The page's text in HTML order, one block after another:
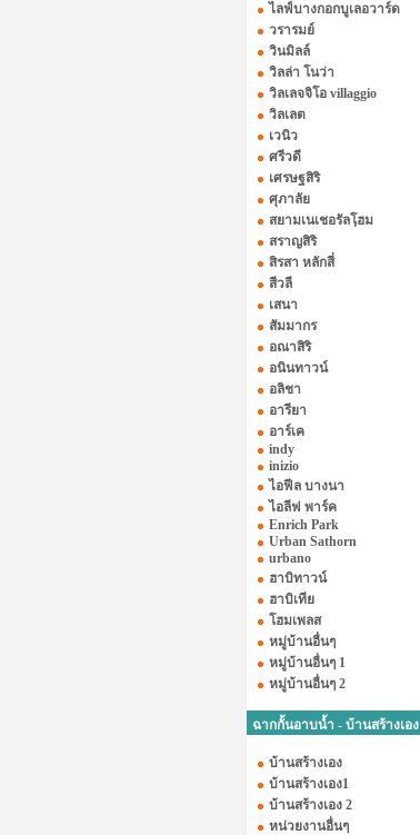
ไลฟ์บางกอกบูเลอวาร์ด
วรารมย์
วินมิลล์
วิลล่า โนว่า
วิลเลจจิโอ villaggio
วิลเลต
เวนิว
ศรีวดี
เศรษฐสิริ
ศุภาลัย
สยามเนเชอรัลโฺฮม
สราญสิริ
สิรสา หลักสี่
สีวลี
เสนา
สัมมากร
อณาสิริ
อนินทาวน์
อลิชา
อารียา
อาร์เค
indy
inizio
ไอฟีล บางนา
ไอลีฟ พาร์ค
Enrich Park
Urban Sathorn
urbano
ฮาบิทาวน์
ฮาบิเทีย
โฮมเพลส
หมู่บ้านอื่นๆ
หมู่บ้านอื่นๆ 1
หมู่บ้านอื่นๆ 2
ฉากกั้นอาบน้ำ - บ้านสร้างเอง
บ้านสร้างเอง
บ้านสร้างเอง1
บ้านสร้างเอง 2
หน่วยงานอื่นๆ